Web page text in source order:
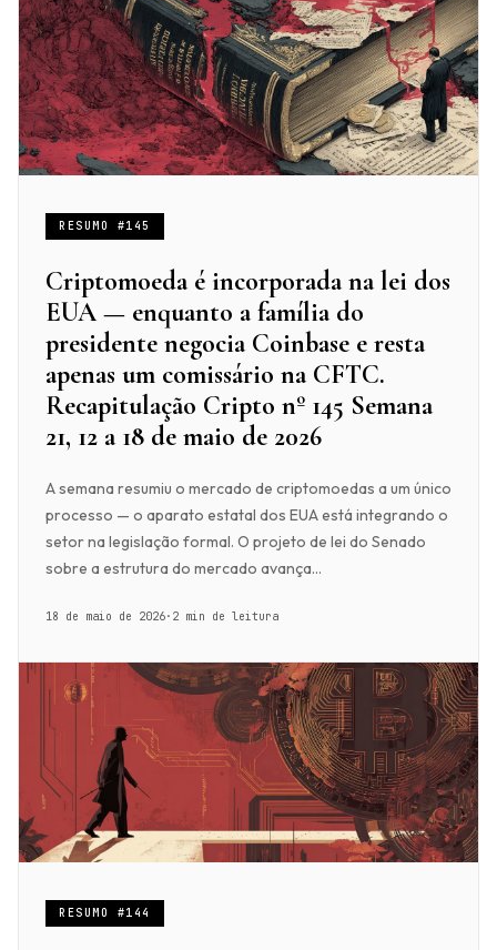
RESUMO #145
Criptomoeda é incorporada na lei dos
EUA — enquanto a família do
presidente negocia Coinbase e resta
apenas um comissário na CFTC.
Recapitulação Cripto nº 145 Semana
21, 12 a 18 de maio de 2026
A semana resumiu o mercado de criptomoedas a um único
processo — o aparato estatal dos EUA está integrando o
setor na legislação formal. O projeto de lei do Senado
sobre a estrutura do mercado avança...
18 de maio de 2026· 2 min de leitura
RESUMO #144